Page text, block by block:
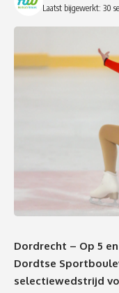
Laatst bijgewerkt: 30
Dordrecht – Op 5
Dordtse
selectiewedstrijd